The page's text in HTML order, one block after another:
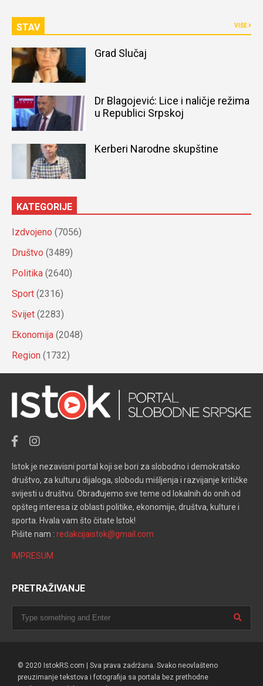
STAV VIŠE
Grad Slučaj
Dr Blagojević: Lice i naličje režima
u Republici Srpskoj
Kerberi Narodne skupštine
KATEGORIJE
Izdvojeno (7056)
Društvo (3489)
Politika (2640)
Sport (2316)
Svijet (2283)
Ekonomija (2048)
Region (1732)
Istok je nezavisni portal koji se bori za slobodno i demokratsko
društvo, za kulturu dijaloga, slobodu mišljenja i razvijanje kritičke
svijesti u društvu. Obrađujemo sve teme od lokalnih do onih od
opšteg interesa iz oblasti politike, ekonomije, društva, kulture i
sporta. Hvala vam što čitate Istok!
Pišite nam : redakcijaistok@gmail.com
IMPRESUM
PRETRAŽIVANJE
© 2020 IstokRS.com | Sva prava zadržana. Svako neovlašteno
preuzimanje tekstova i fotografija sa portala bez prethodne